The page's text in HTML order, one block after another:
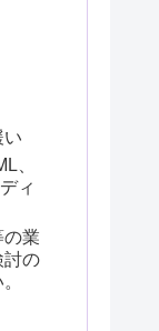
、
ィ
の業
討の